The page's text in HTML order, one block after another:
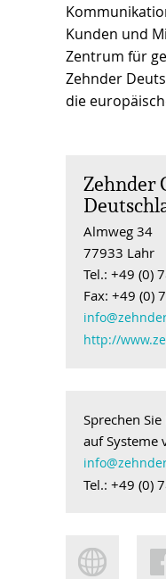
Kunden und
Zentrum für
Zehnder
die
Zehnder
Almweg 34
77933 Lahr
Tel.: +49 (0)
Fax: +49 (0)
http://
Sprechen
auf Systeme
Tel.: +49 (0)